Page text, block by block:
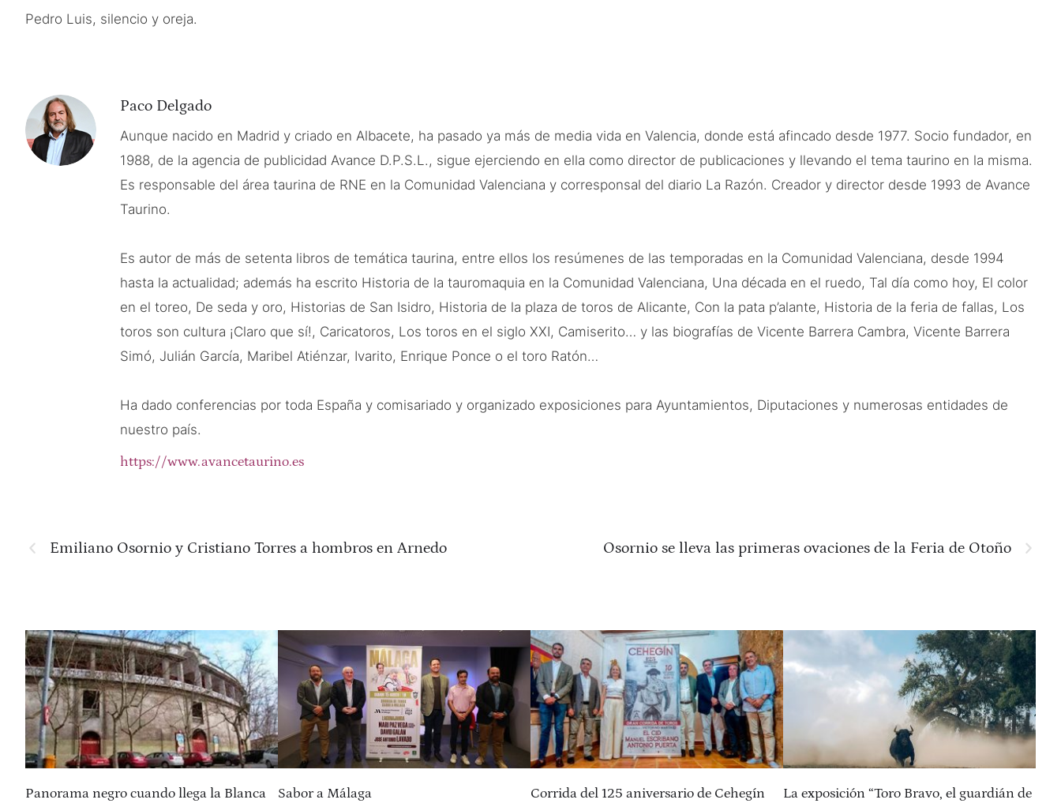
Pedro Luis, silencio y oreja.
Paco Delgado
Aunque nacido en Madrid y criado en Albacete, ha pasado ya más de media vida en Valencia, donde está afincado desde 1977. Socio fundador, en
1988, de la agencia de publicidad Avance D.P.S.L., sigue ejerciendo en ella como director de publicaciones y llevando el tema taurino en la misma.
Es responsable del área taurina de RNE en la Comunidad Valenciana y corresponsal del diario La Razón. Creador y director desde 1993 de Avance
Taurino.
Es autor de más de setenta libros de temática taurina, entre ellos los resúmenes de las temporadas en la Comunidad Valenciana, desde 1994
hasta la actualidad; además ha escrito Historia de la tauromaquia en la Comunidad Valenciana, Una década en el ruedo, Tal día como hoy, El color
en el toreo, De seda y oro, Historias de San Isidro, Historia de la plaza de toros de Alicante, Con la pata p’alante, Historia de la feria de fallas, Los
toros son cultura ¡Claro que sí!, Caricatoros, Los toros en el siglo XXI, Camiserito… y las biografías de Vicente Barrera Cambra, Vicente Barrera
Simó, Julián García, Maribel Atiénzar, Ivarito, Enrique Ponce o el toro Ratón…
Ha dado conferencias por toda España y comisariado y organizado exposiciones para Ayuntamientos, Diputaciones y numerosas entidades de
nuestro país.
https://www.avancetaurino.es
Emiliano Osornio y Cristiano Torres a hombros en Arnedo Osornio se lleva las primeras ovaciones de la Feria de Otoño
Panorama negro cuando llega la Blanca Sabor a Málaga Corrida del 125 aniversario de Cehegín
La exposición “Toro Bravo, el guardián de